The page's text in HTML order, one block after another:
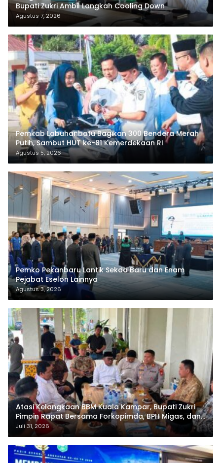
Bupati Zukri Ambil Langkah Cooling Down
Agustus 7, 2026
Pemkab Labuhanbatu Bagikan 300 Bendera Merah
Putih, Sambut HUT ke-81 Kemerdekaan RI
Agustus 5, 2026
Pemko Pekanbaru Lantik Sekda Baru dan Enam
Pejabat Eselon Lainnya
Agustus 3, 2026
Atasi Kelangkaan BBM Kuala Kampar, Bupati Zukri
Pimpin Rapat Bersama Forkopimda, BPH Migas, dan
Pertamina
Juli 31, 2026